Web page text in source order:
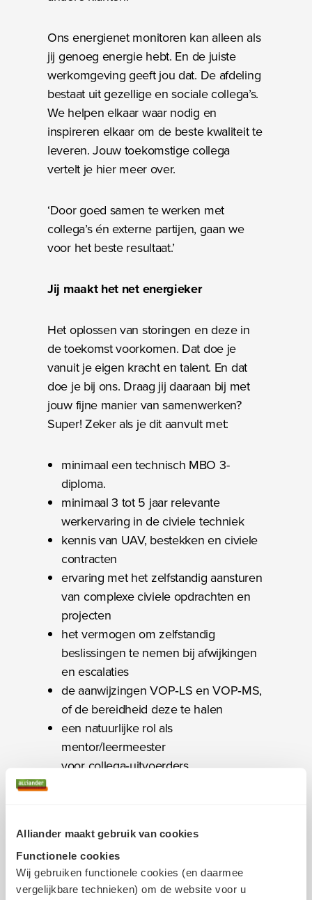
Alliander maakt gebruik van cookies
Functionele cookies
Wij gebruiken functionele cookies (en daarmee
vergelijkbare technieken) om de website voor u
Ons energienet monitoren kan alleen als
jij genoeg energie hebt. En de juiste
werkomgeving geeft jou dat. De afdeling
bestaat uit gezellige en sociale collega’s.
We helpen elkaar waar nodig en
inspireren elkaar om de beste kwaliteit te
leveren. Jouw toekomstige collega
vertelt je hier meer over.
‘Door goed samen te werken met
collega’s én externe partijen, gaan we
voor het beste resultaat.’
Jij maakt het net energieker
Het oplossen van storingen en deze in
de toekomst voorkomen. Dat doe je
vanuit je eigen kracht en talent. En dat
doe je bij ons. Draag jij daaraan bij met
jouw fijne manier van samenwerken?
Super! Zeker als je dit aanvult met:
minimaal een technisch MBO 3-
diploma.
minimaal 3 tot 5 jaar relevante
werkervaring in de civiele techniek
kennis van UAV, bestekken en civiele
contracten
ervaring met het zelfstandig aansturen
van complexe civiele opdrachten en
projecten
het vermogen om zelfstandig
beslissingen te nemen bij afwijkingen
en escalaties
de aanwijzingen VOP‑LS en VOP‑MS,
of de bereidheid deze te halen
een natuurlijke rol als
mentor/leermeester
voor collega‑uitvoerders
op onze klanten, en je handelt daar
ook naar.